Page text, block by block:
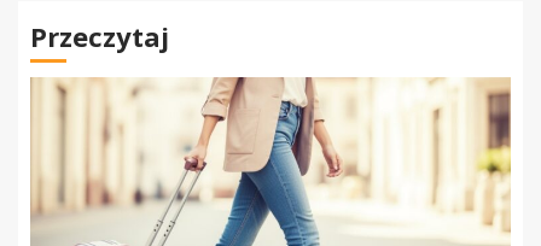
Przeczytaj